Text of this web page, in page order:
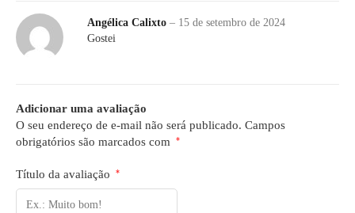
Angélica Calixto – 15 de setembro de 2024
Gostei
Adicionar uma avaliação
O seu endereço de e-mail não será publicado. Campos
obrigatórios são marcados com
*
Título da avaliação *